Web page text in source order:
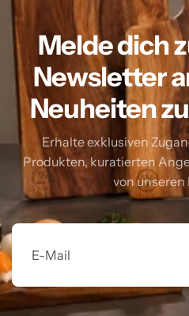
Melde dich
Newsletter
Neuheiten
Erhalte exklusiven
Produkten, kuratierten
von
E-
Mail